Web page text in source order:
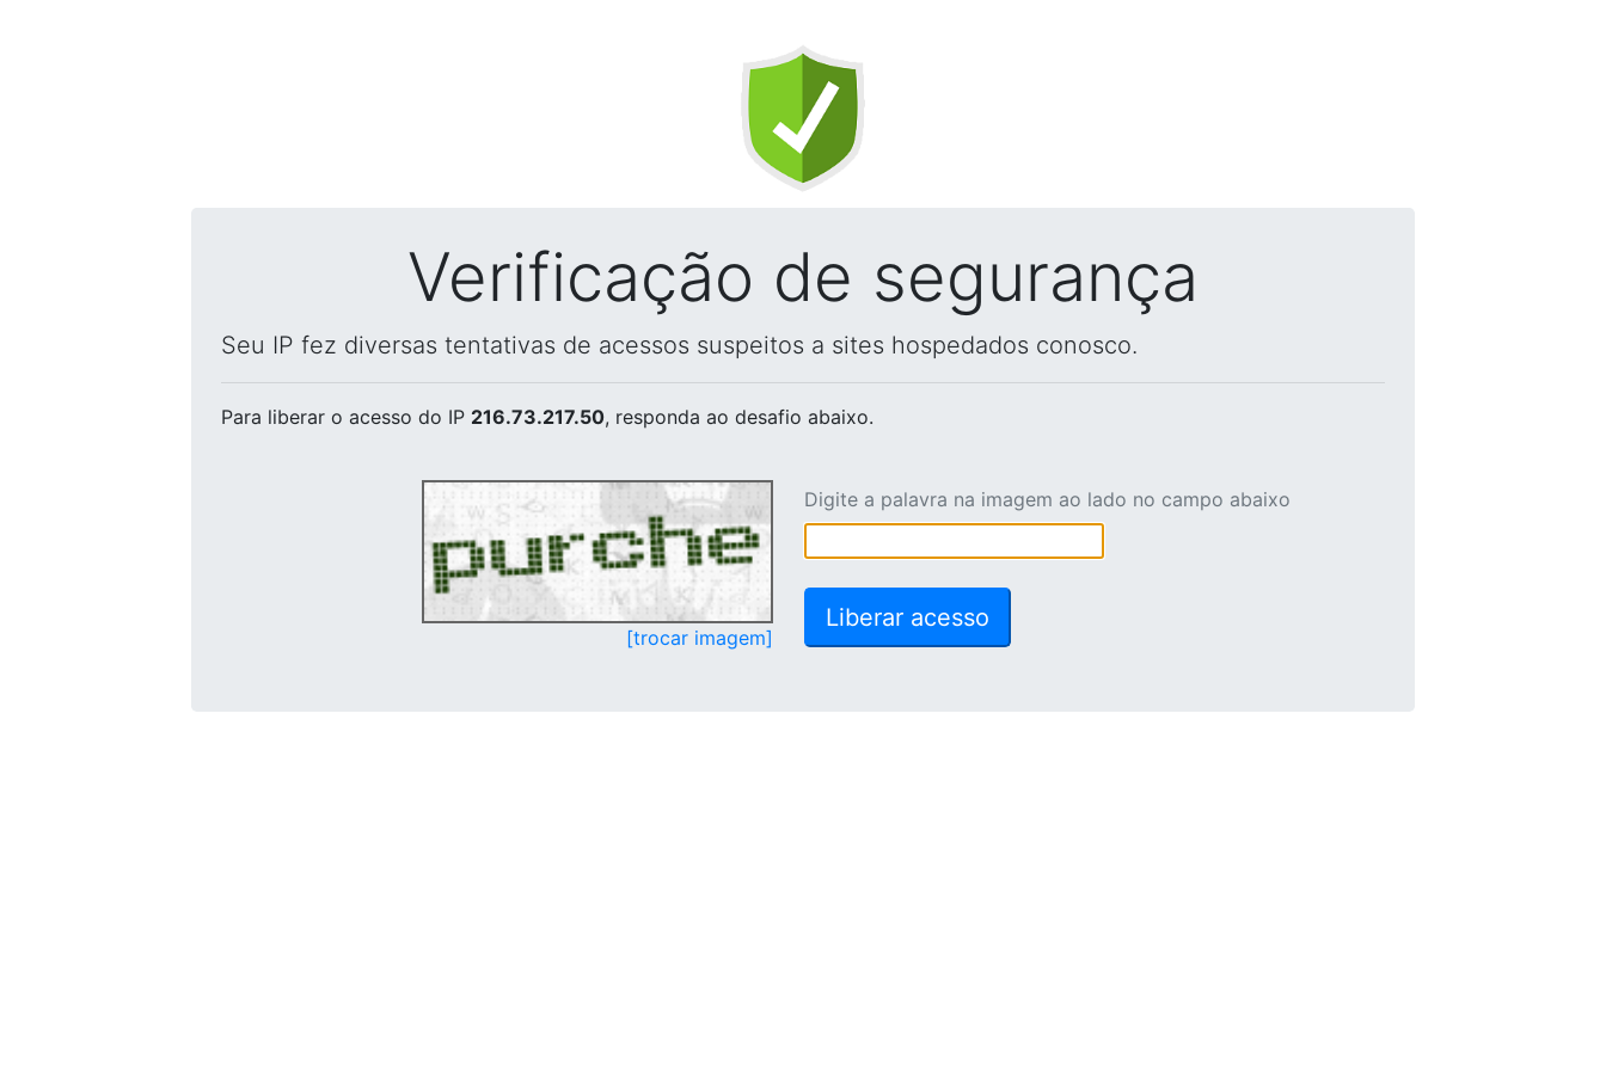
Verificação de segurança
Seu IP fez diversas tentativas de acessos suspeitos a sites hospedados conosco.
Para liberar o acesso do IP 216.73.217.50, responda ao desafio abaixo.
[trocar imagem]
Digite a palavra na imagem ao lado no campo abaixo